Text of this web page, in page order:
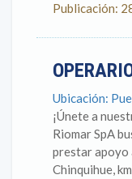
Publicación:
Ubicación:
¡Únete a
Riomar SpA
prestar apoyo
Chinquihue,